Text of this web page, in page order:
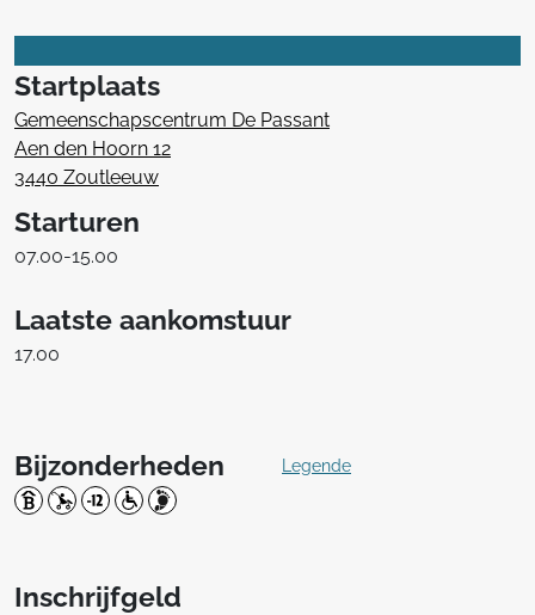
Startplaats
Gemeenschapscentrum De Passant
Aen den Hoorn 12
3440 Zoutleeuw
Starturen
07.00-15.00
Laatste aankomstuur
17.00
Bijzonderheden Legende
Inschrijfgeld